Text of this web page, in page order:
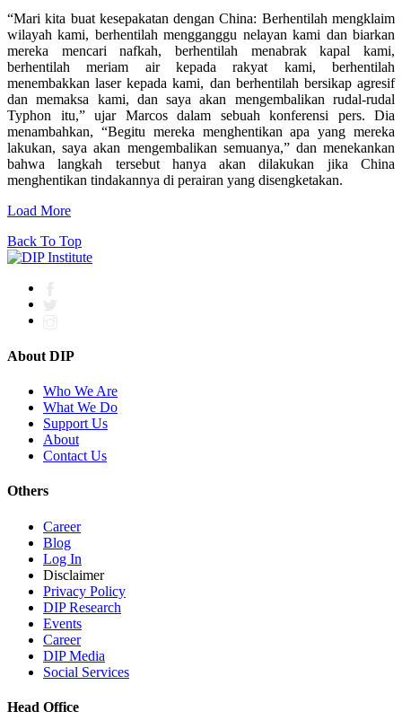
“Mari kita buat kesepakatan dengan China: Berhentilah mengklaim
wilayah kami, berhentilah mengganggu nelayan kami dan biarkan
mereka mencari nafkah, berhentilah menabrak kapal kami,
berhentilah meriam air kepada rakyat kami, berhentilah
menembakkan laser kepada kami, dan berhentilah bersikap agresif
dan memaksa kami, dan saya akan mengembalikan rudal-rudal
Typhon itu,” ujar Marcos dalam sebuah konferensi pers. Dia
menambahkan, “Begitu mereka menghentikan apa yang mereka
lakukan, saya akan mengembalikan semuanya,” dan menekankan
bahwa langkah tersebut hanya akan dilakukan jika China
menghentikan tindakannya di perairan yang disengketakan.
Load More
Back To Top
About DIP
Who We Are
What We Do
Support Us
About
Contact Us
Others
Career
Blog
Log In
Disclaimer
Privacy Policy
DIP Research
Events
Career
DIP Media
Social Services
Head Office